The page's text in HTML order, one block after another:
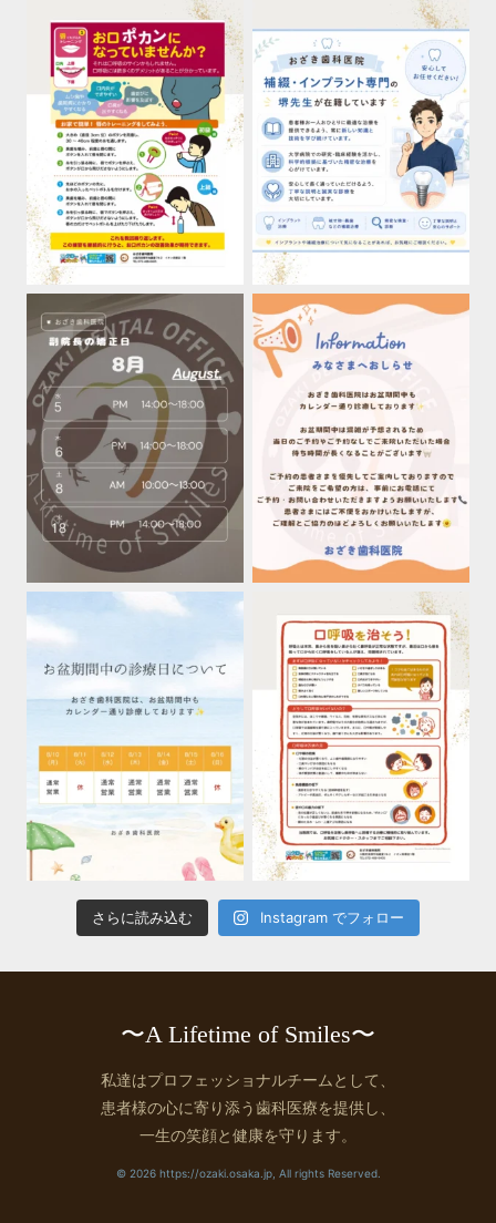
さらに読み込む Instagram でフォロー
〜A Lifetime of Smiles〜
私達はプロフェッショナルチームとして、
患者様の心に寄り添う歯科医療を提供し、
一生の笑顔と健康を守ります。
© 2026 https://ozaki.osaka.jp, All rights Reserved.